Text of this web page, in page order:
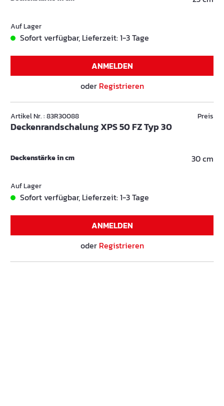
Auf Lager
Sofort verfügbar, Lieferzeit: 1-3 Tage
ANMELDEN
oder Registrieren
Artikel Nr. : 83R30088
Deckenrandschalung XPS 50 FZ Typ 30
Preis
Deckenstärke in cm 30 cm
Auf Lager
Sofort verfügbar, Lieferzeit: 1-3 Tage
ANMELDEN
oder Registrieren